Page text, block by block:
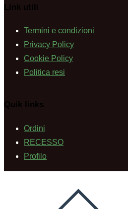
Link utili
Termini e condizioni
Privacy Policy
Cookie Policy
Politica resi
Quik links
Ordini
RECESSO
Profilo